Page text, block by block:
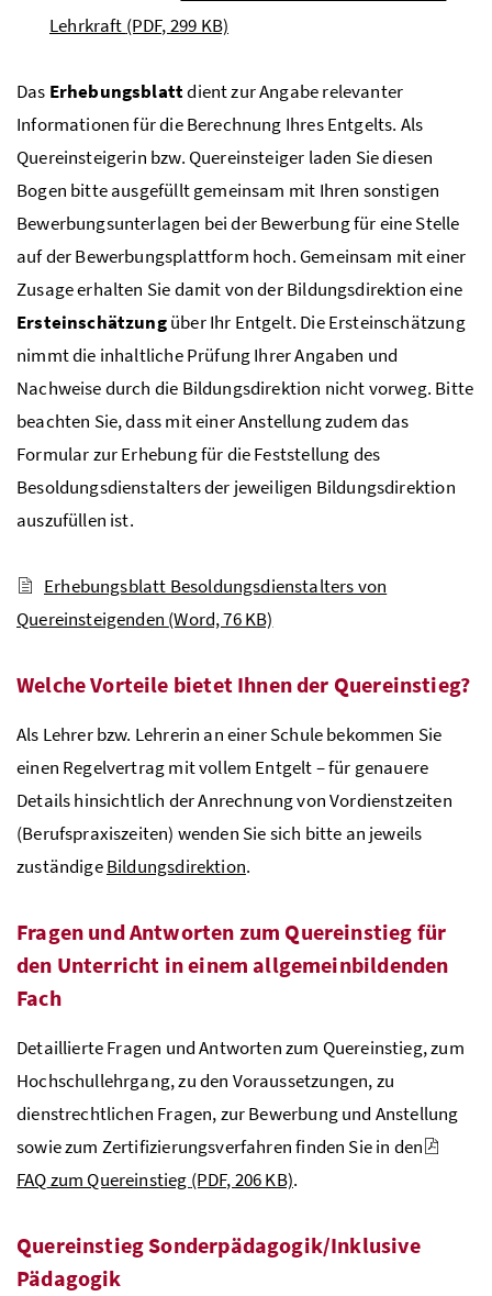
Lehrkraft (PDF, 299 KB)
Das Erhebungsblattdient zur Angabe relevanter
Informationen für die Berechnung Ihres Entgelts. Als
Quereinsteigerin bzw. Quereinsteiger laden Sie diesen
Bogen bitte ausgefüllt gemeinsam mit Ihren sonstigen
Bewerbungsunterlagen bei der Bewerbung für eine Stelle
auf der Bewerbungsplattform hoch. Gemeinsam mit einer
Zusage erhalten Sie damit von der Bildungsdirektion eine
Ersteinschätzungüber Ihr Entgelt. Die Ersteinschätzung
nimmt die inhaltliche Prüfung Ihrer Angaben und
Nachweise durch die Bildungsdirektion nicht vorweg. Bitte
beachten Sie, dass mit einer Anstellung zudem das
Formular zur Erhebung für die Feststellung des
Besoldungsdienstalters der jeweiligen Bildungsdirektion
auszufüllen ist.
Erhebungsblatt Besoldungsdienstalters von
Quereinsteigenden (Word, 76 KB)
Welche Vorteile bietet Ihnen der Quereinstieg?
Als Lehrerbzw. Lehrerin an einer Schule bekommen Sie
einen Regelvertrag mit vollem Entgelt – für genauere
Details hinsichtlich der Anrechnung von Vordienstzeiten
(Berufspraxiszeiten) wenden Sie sich bitte an jeweils
zuständigeBildungsdirektion.
Fragen und Antworten zum Quereinstieg für
den Unterricht in einem allgemeinbildenden
Fach
Detaillierte Fragen und Antworten zum Quereinstieg, zum
Hochschullehrgang, zu den Voraussetzungen, zu
dienstrechtlichen Fragen, zur Bewerbung und Anstellung
sowie zum Zertifizierungsverfahren finden Sie in den
FAQzum Quereinstieg (PDF, 206 KB).
Quereinstieg Sonderpädagogik/Inklusive
Pädagogik